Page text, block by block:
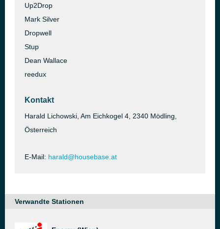
Up2Drop
Mark Silver
Dropwell
Stup
Dean Wallace
reedux
Kontakt
Harald Lichowski, Am Eichkogel 4, 2340 Mödling,
Österreich
E-Mail: harald@housebase.at
Verwandte Stationen